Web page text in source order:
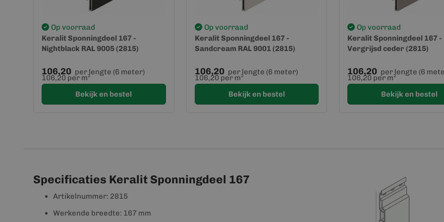
Op voorraad
Keralit Sponningdeel 167 -
Nightblack RAL 9005 (2815)
106,20 per lengte (6 meter)
106,20 per m²
Bekijk en bestel
Op voorraad
Keralit Sponningdeel 167 -
Sandcream RAL 9001 (2815)
106,20 per lengte (6 meter)
106,20 per m²
Bekijk en bestel
Op voorraad
Keralit Sponningdeel 167 -
Vergrijsd ceder (2815)
106,20 per lengte (6
106,20 per m²
Bekijk en bestel
Specificaties Keralit Sponningdeel 167
Artikelnummer: 2815
Werkende breedte: 167 mm